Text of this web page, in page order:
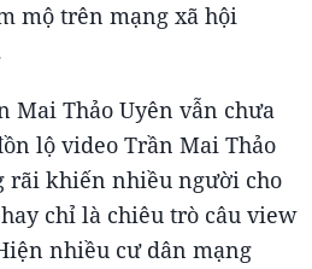
mộ trên mạng xã hội
Mai Thảo Uyên vẫn chưa
lộ video Trần Mai Thảo
rãi khiến nhiều người cho
chỉ là chiêu trò câu view
nhiều cư dân mạng